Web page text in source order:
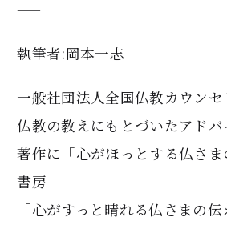
——–
執筆者:岡本一志
一般社団法人全国仏教カウン
仏教の教えにもとづいたアドバ
著作に「心がほっとする仏さ
書房
「心がすっと晴れる仏さまの伝